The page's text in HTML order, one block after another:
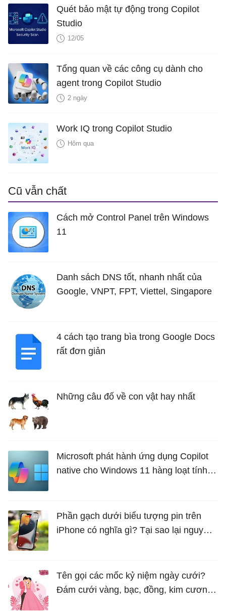
Quét bảo mật tự động trong Copilot
Studio
12/05
Tổng quan về các công cụ dành cho
agent trong Copilot Studio
2 ngày
Work IQ trong Copilot Studio
Hôm qua
Cũ vẫn chất
Cách mở Control Panel trên Windows
11
Danh sách DNS tốt, nhanh nhất của
Google, VNPT, FPT, Viettel, Singapore
4 cách tạo trang bìa trong Google Docs
rất đơn giản
Những câu đố về con vật hay nhất
Microsoft phát hành ứng dụng Copilot
native cho Windows 11 hàng loạt tính
Phần gạch dưới biểu tượng pin trên
iPhone có nghĩa gì? Tại sao lại nguy
Tên gọi các mốc kỷ niệm ngày cưới?
Đám cưới vàng, bạc, đồng, kim cương